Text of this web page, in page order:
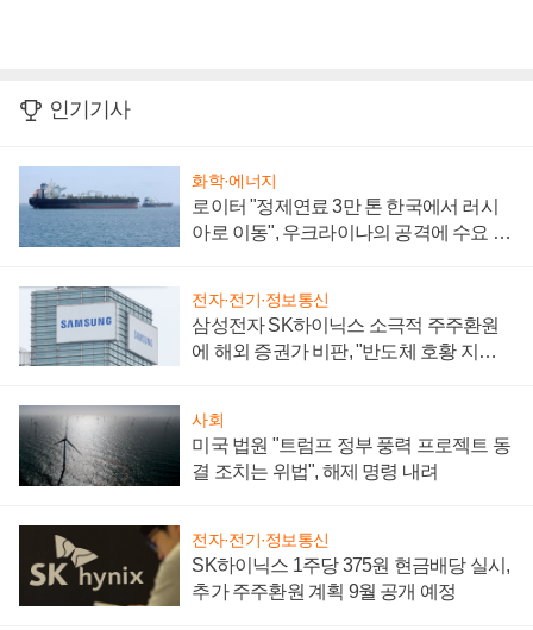
인기기사
화학·에너지
로이터 "정제연료 3만 톤 한국에서 러시
아로 이동", 우크라이나의 공격에 수요 늘
전자·전기·정보통신
삼성전자 SK하이닉스 소극적 주주환원
에 해외 증권가 비판, "반도체 호황 지속
사회
미국 법원 "트럼프 정부 풍력 프로젝트 동
결 조치는 위법", 해제 명령 내려
전자·전기·정보통신
SK하이닉스 1주당 375원 현금배당 실시,
추가 주주환원 계획 9월 공개 예정